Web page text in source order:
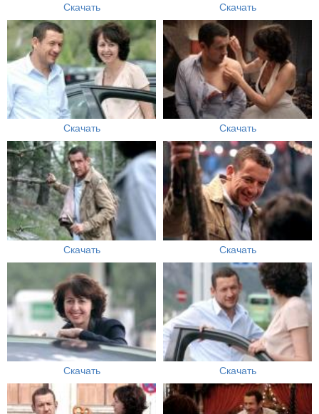
Скачать Скачать
Скачать Скачать
Скачать Скачать
Скачать Скачать